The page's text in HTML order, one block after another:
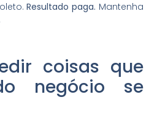
Resultado paga. Mantenha
coisas que
negócio se